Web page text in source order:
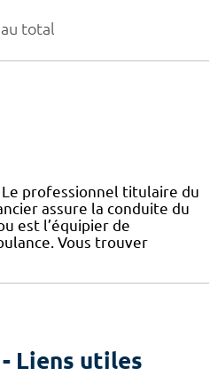
total
professionnel titulaire du
assure la conduite du
est l’équipier de
Vous trouver
Liens utiles